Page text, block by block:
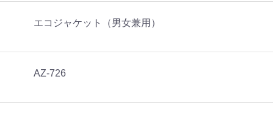
エコジャケット（男女兼用）
AZ-726